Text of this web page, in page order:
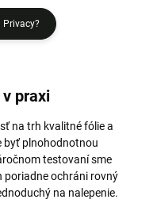
Privacy?
praxi
na trh kvalitné fólie a
byť plnohodnotnou
testovaní sme
poriadne ochráni rovný
na nalepenie.